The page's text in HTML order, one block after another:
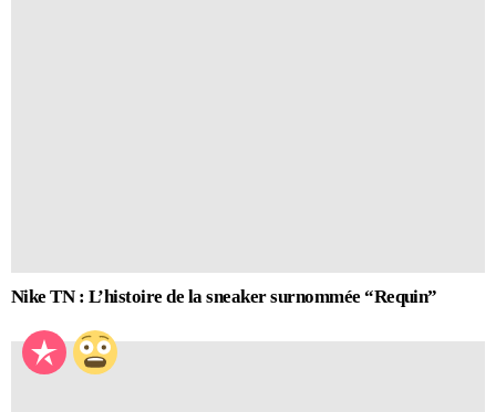
Nike TN : L’histoire de la sneaker surnommée “Requin”